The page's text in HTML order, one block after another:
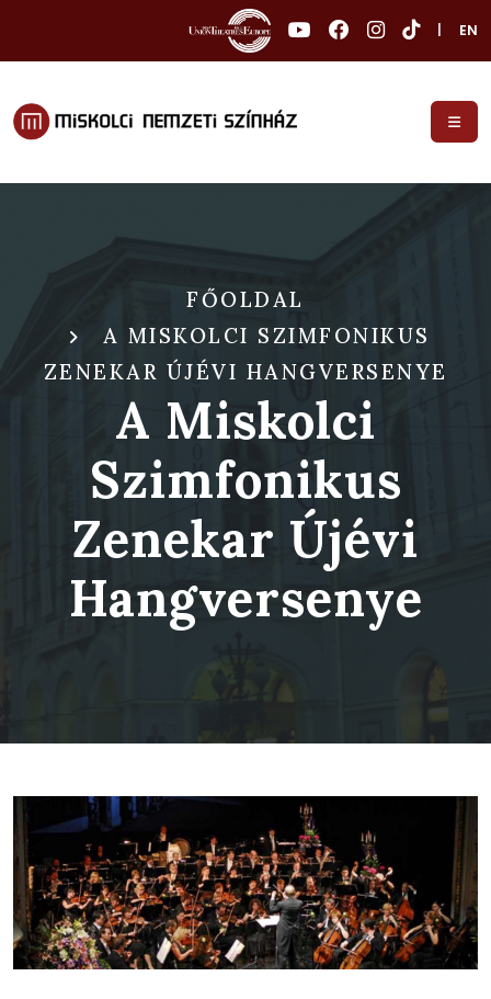
EN
FŐOLDAL
A MISKOLCI SZIMFONIKUS
ZENEKAR ÚJÉVI HANGVERSENYE
A Miskolci
Szimfonikus
Zenekar Újévi
Hangversenye